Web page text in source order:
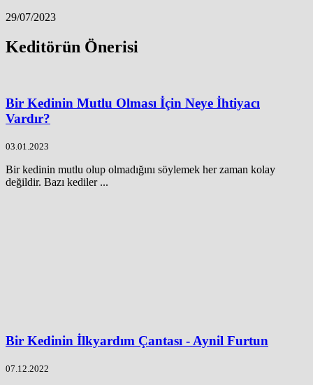
29/07/2023
Keditörün Önerisi
Bir Kedinin Mutlu Olması İçin Neye İhtiyacı
Vardır?
03.01.2023
Bir kedinin mutlu olup olmadığını söylemek her zaman kolay
değildir. Bazı kediler ...
Bir Kedinin İlkyardım Çantası - Aynil Furtun
07.12.2022